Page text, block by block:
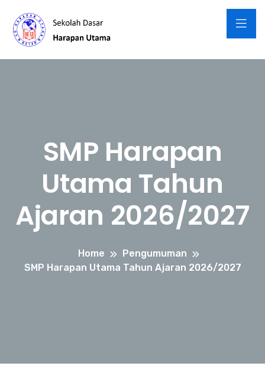
SMP Harapan
Utama Tahun
Ajaran 2026/2027
Home
Pengumuman
SMP Harapan Utama Tahun Ajaran 2026/2027